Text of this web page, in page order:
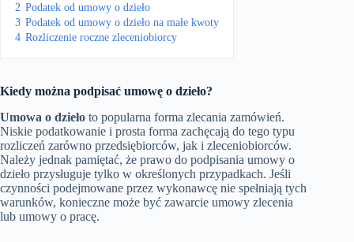
2 Podatek od umowy o dzieło
3 Podatek od umowy o dzieło na małe kwoty
4 Rozliczenie roczne zleceniobiorcy
Kiedy można podpisać umowę o dzieło?
Umowa o dzieło to popularna forma zlecania zamówień.
Niskie podatkowanie i prosta forma zachęcają do tego typu
rozliczeń zarówno przedsiębiorców, jak i zleceniobiorców.
Należy jednak pamiętać, że prawo do podpisania umowy o
dzieło przysługuje tylko w określonych przypadkach. Jeśli
czynności podejmowane przez wykonawcę nie spełniają tych
warunków, konieczne może być zawarcie umowy zlecenia
lub umowy o pracę.